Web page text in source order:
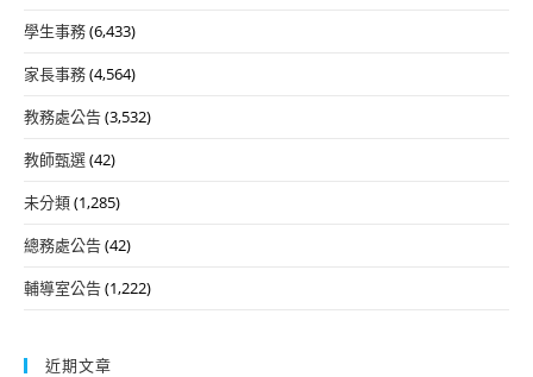
學生事務(6,433)
家長事務(4,564)
教務處公告(3,532)
教師甄選(42)
未分類(1,285)
總務處公告(42)
輔導室公告(1,222)
近期文章